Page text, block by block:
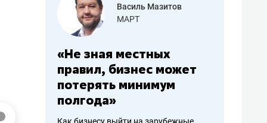
Василь Мазитов
МАРТ
«Не зная местных
правил, бизнес может
потерять минимум
полгода»